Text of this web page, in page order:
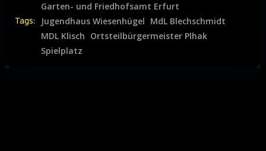
Tags:
Garten- und Friedhofsamt Erfurt
Jugendhaus Wiesenhügel MdL Blechschmidt
MDL Klisch Ortsteilbürgermeister Plhak
Spielplatz